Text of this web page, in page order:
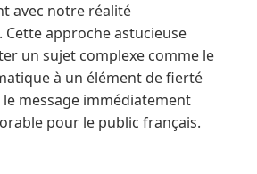
avec notre réalité
approche astucieuse
un sujet complexe comme le
à un élément de fierté
message immédiatement
pour le public français.